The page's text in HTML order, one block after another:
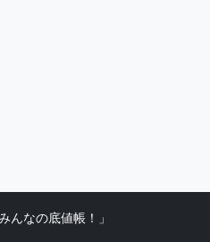
んなの底値帳！」